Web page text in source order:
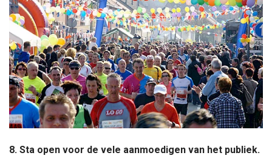
8. Sta open voor de vele aanmoedigen van het publiek.